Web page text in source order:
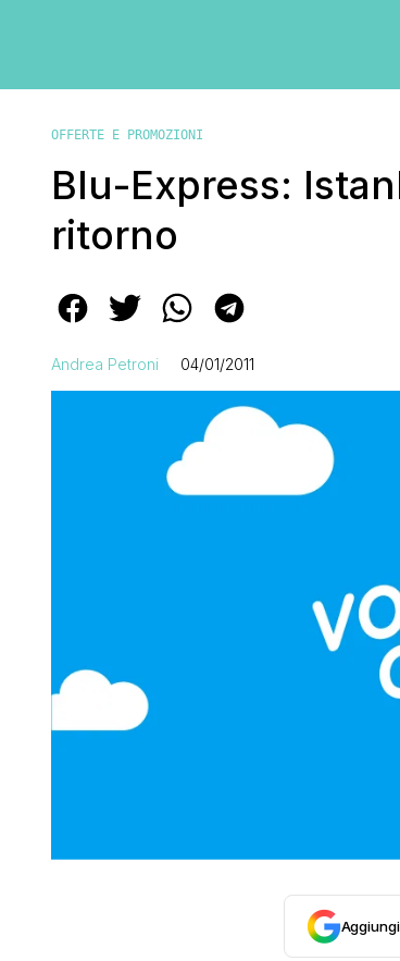
OFFERTE E PROMOZIONI
Blu-Express:
ritorno
Andrea Petroni 04/01/2011